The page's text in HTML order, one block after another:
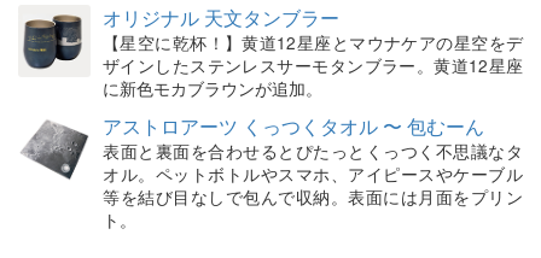
オリジナル 天文タンブラー
【星空に乾杯！】黄道12星座とマウナケアの星空をデ
ザインしたステンレスサーモタンブラー。黄道12星座
に新色モカブラウンが追加。
アストロアーツ くっつくタオル 〜 包むーん
表面と裏面を合わせるとぴたっとくっつく不思議なタ
オル。ペットボトルやスマホ、アイピースやケーブル
等を結び目なしで包んで収納。表面には月面をプリン
ト。